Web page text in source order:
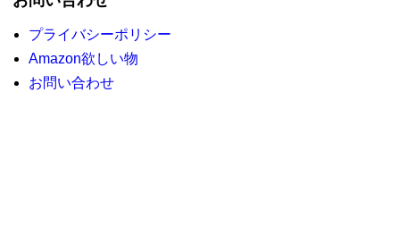
プライバシーポリシー
Amazon欲しい物
お問い合わせ